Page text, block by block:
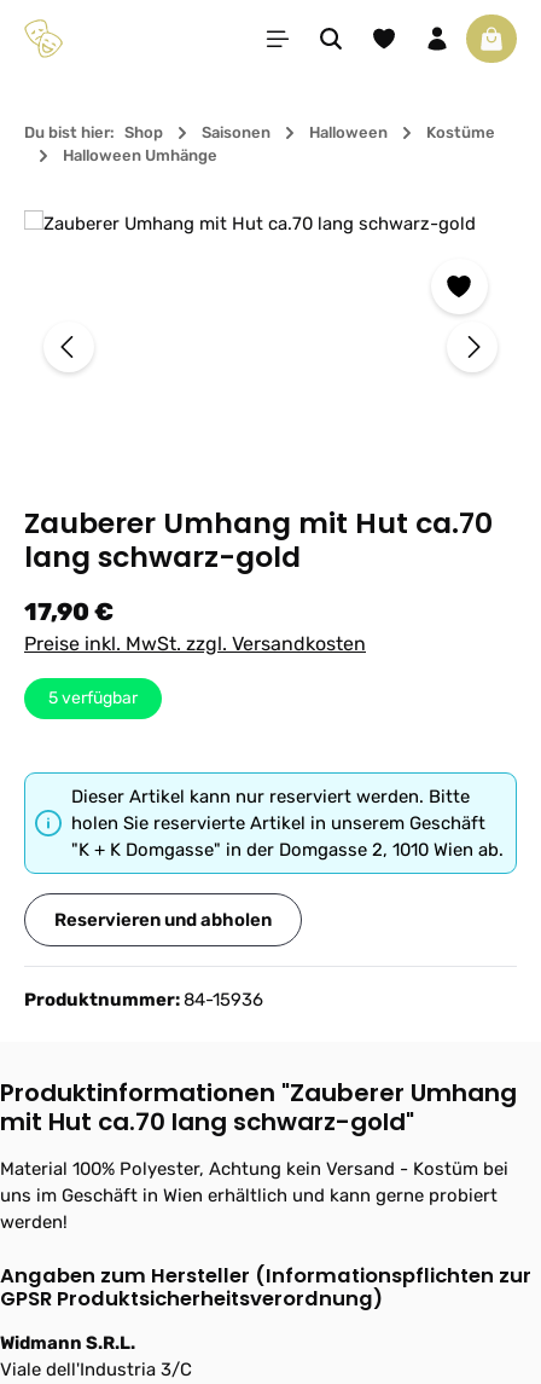
Zum Hauptinhalt springen Du hast 0 Produkte
Du bist hier: Shop Saisonen Halloween
Kostüme
Halloween Umhänge
Bildergalerie überspringen
Zauberer Umhang mit Hut ca.70
lang schwarz-gold
Regulärer Preis:
17,90 €
Preise inkl. MwSt. zzgl. Versandkosten
5verfügbar
Dieser Artikel kann nur reserviert werden. Bitte
holen Sie reservierte Artikel in unserem Geschäft
"K + K Domgasse" in der Domgasse 2, 1010 Wien ab.
Reservieren und abholen
Produktnummer:84-15936
Produktinformationen "Zauberer Umhang
mit Hut ca.70 lang schwarz-gold"
Material 100% Polyester, Achtung kein Versand - Kostüm bei
uns im Geschäft in Wien erhältlich und kann gerne probiert
werden!
Angaben zum Hersteller (Informationspflichten zur
GPSR Produktsicherheitsverordnung)
Widmann S.R.L.
Viale dell'Industria 3/C